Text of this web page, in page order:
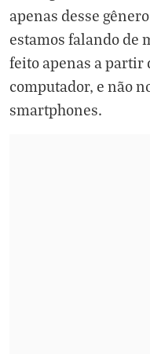
apenas desse
estamos falando de
feito apenas a partir
computador, e não
smartphones.